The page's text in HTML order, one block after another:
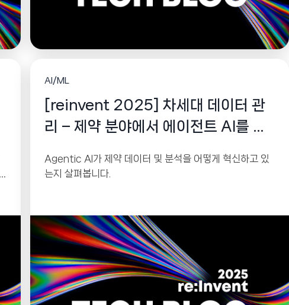
AI/ML
[reinvent 2025] 차세대 데이터 관
리 – 제약 분야에서 에이전트 AI를 활
Agentic AI가 제약 데이터 및 분석을 어떻게 혁신하고 있
는지 살펴봅니다.